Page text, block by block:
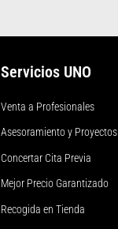
Servicios UNO
Venta a Profesionales
Asesoramiento y Proyectos
Concertar Cita Previa
Mejor Precio Garantizado
Recogida en Tienda